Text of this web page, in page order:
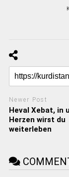
Newer Post
Heval Xebat, in
Herzen wirst du
weiterleben